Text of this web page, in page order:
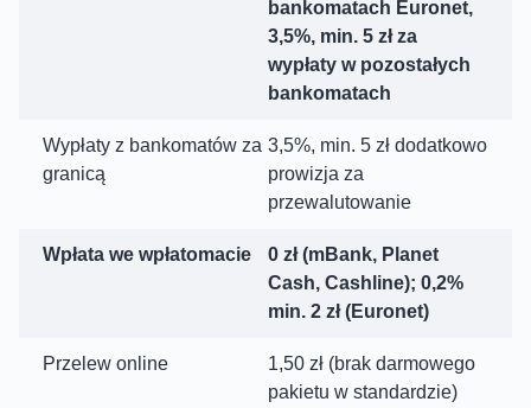
bankomatach Euronet,
3,5%, min. 5 zł za
wypłaty w pozostałych
bankomatach
Wypłaty z bankomatów za
granicą
3,5%, min. 5 zł dodatkowo
prowizja za
przewalutowanie
Wpłata we wpłatomacie
0 zł (mBank, Planet
Cash, Cashline); 0,2%
min. 2 zł (Euronet)
Przelew online
1,50 zł (brak darmowego
pakietu w standardzie)